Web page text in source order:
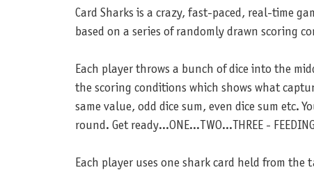
Card Sharks is a crazy, fast-paced, real-time
based on a series of randomly drawn scoring
Each player throws a bunch of dice into the
the scoring conditions which shows what
same value, odd dice sum, even dice sum etc.
round. Get ready...ONE...TWO...THREE -
Each player uses one shark card held from